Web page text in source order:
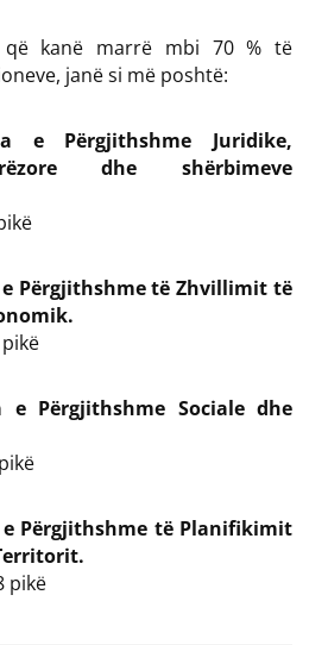
që kanë marrë mbi 70 % të
janë si më poshtë:
e Përgjithshme Juridike,
dhe shërbimeve
Përgjithshme të Zhvillimit të
e Përgjithshme Sociale dhe
Përgjithshme të Planifikimit
pikë